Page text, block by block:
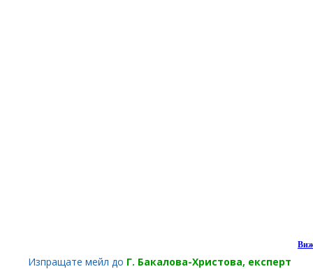
Изпращате мейл до Г. Бакалова-Христова, експерт